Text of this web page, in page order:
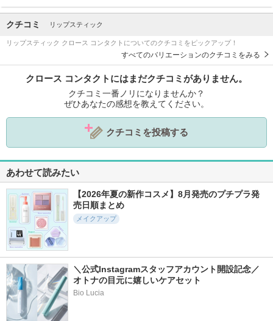
クチコミ リップスティック
リップスティック クロース コンタクトについてのクチコミをピックアップ！
すべてのバリエーションのクチコミをみる
クロース コンタクトにはまだクチコミがありません。
クチコミ一番ノリになりませんか？
ぜひあなたの感想を教えてください。
クチコミを投稿する
あわせて読みたい
【2026年夏の新作コスメ】8月発売のプチプラ発
売日順まとめ
メイクアップ
＼公式Instagramスタッフアカウント開設記念／
オトナの目元に嬉しいケアセット
Bio Lucia